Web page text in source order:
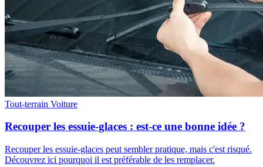
Tout-terrain Voiture
Recouper les essuie-glaces : est-ce une bonne idée ?
Recouper les essuie-glaces peut sembler pratique, mais c'est risqué.
Découvrez ici pourquoi il est préférable de les remplacer.